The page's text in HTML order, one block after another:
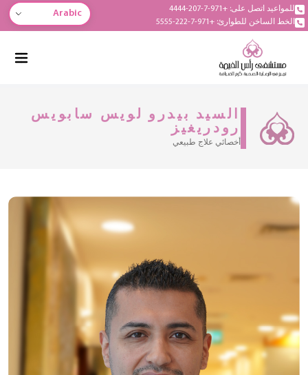
للمواعيد اتصل على: +971-7-207-4444
الخط الساخن للطوارئ: +971-7-222-5555
Arabic
السيد بيدرو لويس سابويس
رودريغيز
أخصائي علاج طبيعي